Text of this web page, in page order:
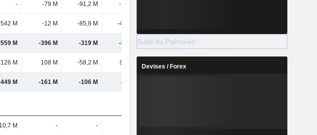
- -79 M -91,2 M -102 M
M -12 M -85,8 M -40,7 M
M -396 M -319 M -365 M -82,4 M
126 M 108 M -58,2 M 92,8 M -180 M
449 M -161 M -106 M 476 M
10,7 M - -
Suite du Palmarès
Devises / Forex